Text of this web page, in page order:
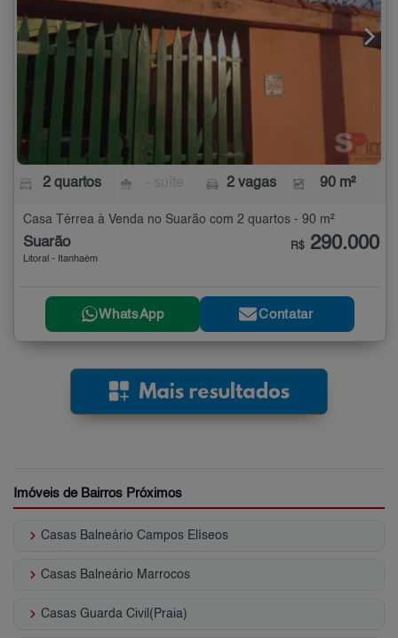
2 quartos 2 vagas 90 m²
Casa Térrea à Venda no Suarão com 2 quartos - 90 m²
Suarão
Litoral - Itanhaém
R$ 290.000
WhatsApp Contatar
Imóveis de Bairros Próximos
keyboard_arrow_right Casas Balneário Campos Elíseos
keyboard_arrow_right Casas Balneário Marrocos
keyboard_arrow_right Casas Guarda Civil(Praia)